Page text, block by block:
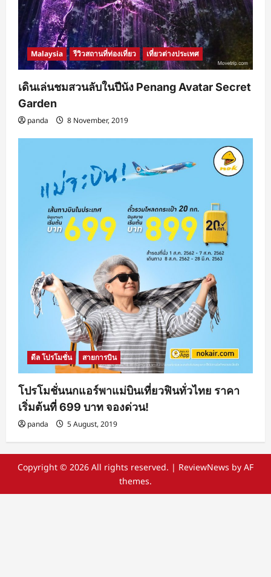
Malaysia รีวิวสถานที่ท่องเที่ยว เที่ยวต่างประเทศ
เดินเล่นชมสวนลับในปีนัง Penang Avatar Secret
Garden
panda 8 November, 2019
ดีล โปรโมชั่น สายการบิน
โปรโมชั่นนกแอร์พาแม่บินเที่ยวฟินทั่วไทย ราคา
เริ่มต้นที่ 699 บาท จองด่วน!
panda 5 August, 2019
Copyright © 2026 All rights reserved. | ReviewNews by AF
themes.